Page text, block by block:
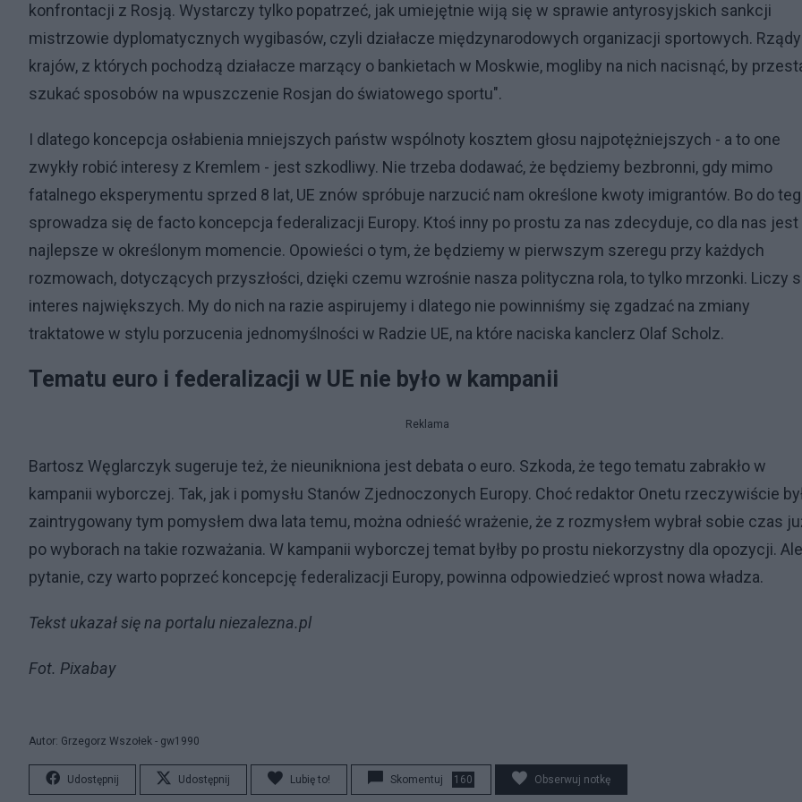
konfrontacji z Rosją. Wystarczy tylko popatrzeć, jak umiejętnie wiją się w sprawie antyrosyjskich sankcji
mistrzowie dyplomatycznych wygibasów, czyli działacze międzynarodowych organizacji sportowych. Rządy
krajów, z których pochodzą działacze marzący o bankietach w Moskwie, mogliby na nich nacisnąć, by
szukać sposobów na wpuszczenie Rosjan do światowego sportu".
I dlatego koncepcja osłabienia mniejszych państw wspólnoty kosztem głosu najpotężniejszych - a to one
zwykły robić interesy z Kremlem - jest szkodliwy. Nie trzeba dodawać, że będziemy bezbronni, gdy mimo
fatalnego eksperymentu sprzed 8 lat, UE znów spróbuje narzucić nam określone kwoty imigrantów. Bo do
sprowadza się de facto koncepcja federalizacji Europy. Ktoś inny po prostu za nas zdecyduje, co dla nas jest
najlepsze w określonym momencie. Opowieści o tym, że będziemy w pierwszym szeregu przy każdych
rozmowach, dotyczących przyszłości, dzięki czemu wzrośnie nasza polityczna rola, to tylko mrzonki. Liczy
interes największych. My do nich na razie aspirujemy i dlatego nie powinniśmy się zgadzać na zmiany
traktatowe w stylu porzucenia jednomyślności w Radzie UE, na które naciska kanclerz Olaf Scholz.
Tematu euro i federalizacji w UE nie było w kampanii
Reklama
Bartosz Węglarczyk sugeruje też, że nieunikniona jest debata o euro. Szkoda, że tego tematu zabrakło w
kampanii wyborczej. Tak, jak i pomysłu Stanów Zjednoczonych Europy. Choć redaktor Onetu rzeczywiście
zaintrygowany tym pomysłem dwa lata temu, można odnieść wrażenie, że z rozmysłem wybrał sobie czas
po wyborach na takie rozważania. W kampanii wyborczej temat byłby po prostu niekorzystny dla opozycji.
pytanie, czy warto poprzeć koncepcję federalizacji Europy, powinna odpowiedzieć wprost nowa władza.
Tekst ukazał się na portalu niezalezna.pl
Fot. Pixabay
Autor: Grzegorz Wszołek - gw1990
Udostępnij Udostępnij Lubię to! Skomentuj 160 Obserwuj notkę